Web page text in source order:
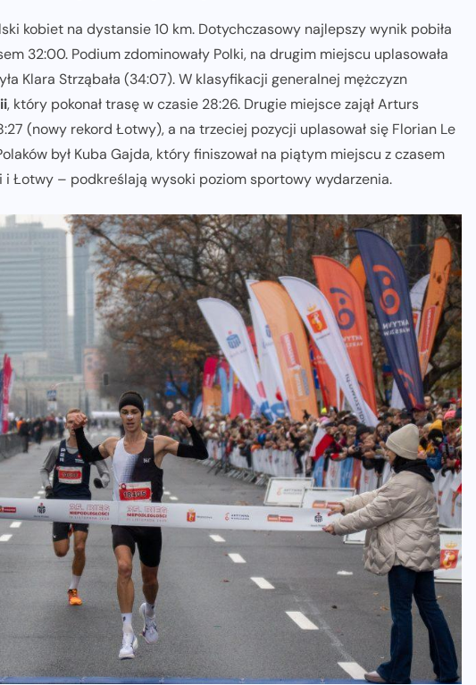
kobiet na dystansie 10 km. Dotychczasowy najlepszy wynik pobiła
32:00. Podium zdominowały Polki, na drugim miejscu uplasowała
Klara Strząbała (34:07). W klasyfikacji generalnej mężczyzn
, który pokonał trasę w czasie 28:26. Drugie miejsce zajął Arturs
(nowy rekord Łotwy), a na trzeciej pozycji uplasował się Florian Le
był Kuba Gajda, który finiszował na piątym miejscu z czasem
i Łotwy – podkreślają wysoki poziom sportowy wydarzenia.